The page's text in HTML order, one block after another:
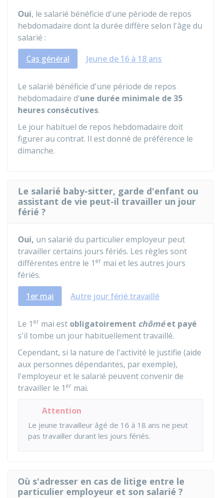
Oui, le salarié bénéficie d'une période de repos
hebdomadaire dont la durée diffère selon l'âge du
salarié :
Cas général
Jeune de 16 à 18 ans
Le salarié bénéficie d'une période de repos
hebdomadaire d'une durée minimale de 35
heures consécutives.
Le jour habituel de repos hebdomadaire doit
figurer au contrat. Il est donné de préférence le
dimanche.
Le salarié baby-sitter, garde d'enfant ou
assistant de vie peut-il travailler un jour
férié ?
Oui, un salarié du particulier employeur peut
travailler certains jours fériés. Les règles sont
différentes entre le 1 er mai et les autres jours
fériés.
1er mai
Autre jour férié travaillé
Le 1 er mai est obligatoirement chôméet payé
s'il tombe un jour habituellement travaillé.
Cependant, si la nature de l'activité le justifie (aide
aux personnes dépendantes, par exemple),
l'employeur et le salarié peuvent convenir de
travailler le 1 er mai.
Attention
Le jeune travailleur âgé de 16 à 18 ans ne peut
pas travailler durant les jours fériés.
Où s'adresser en cas de litige entre le
particulier employeur et son salarié ?